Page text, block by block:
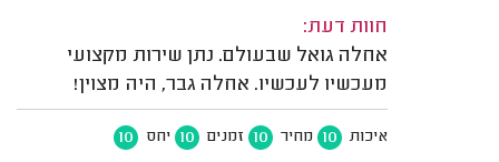
חוות דעת:
אחלה גואל שבעולם. נתן שירות מקצועי
מעכשיו לעכשיו. אחלה גבר, היה מצוין!
איכות 10 מחיר 10 זמנים 10 יחס 10